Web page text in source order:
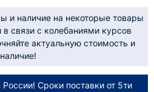
и наличие на некоторые товары
связи с колебаниями курсов
актуальную стоимость и
наличие!
Сроки поставки от 5ти